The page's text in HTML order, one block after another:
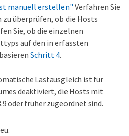
manuell erstellen" Verfahren Sie
überprüfen, ob die Hosts
Sie, ob die einzelnen
auf den in erfassten
Schritt 4.
Lastausgleich ist für
deaktiviert, die Hosts mit
oder früher zugeordnet sind.